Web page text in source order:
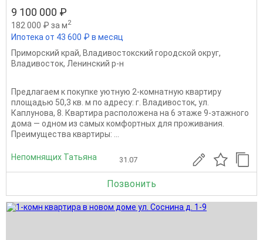
9 100 000 ₽
182 000 ₽ за м2
Ипотека от 43 600 ₽ в месяц
Приморский край, Владивостокский городской округ,
Владивосток, Ленинский р-н
Предлагаем к покупке уютную 2-комнатную квартиру
площадью 50,3 кв. м по адресу: г. Владивосток, ул.
Каплунова, 8. Квартира расположена на 6 этаже 9-этажного
дома — одном из самых комфортных для проживания.
Преимущества квартиры: ...
Непомнящих Татьяна 31.07
Позвонить